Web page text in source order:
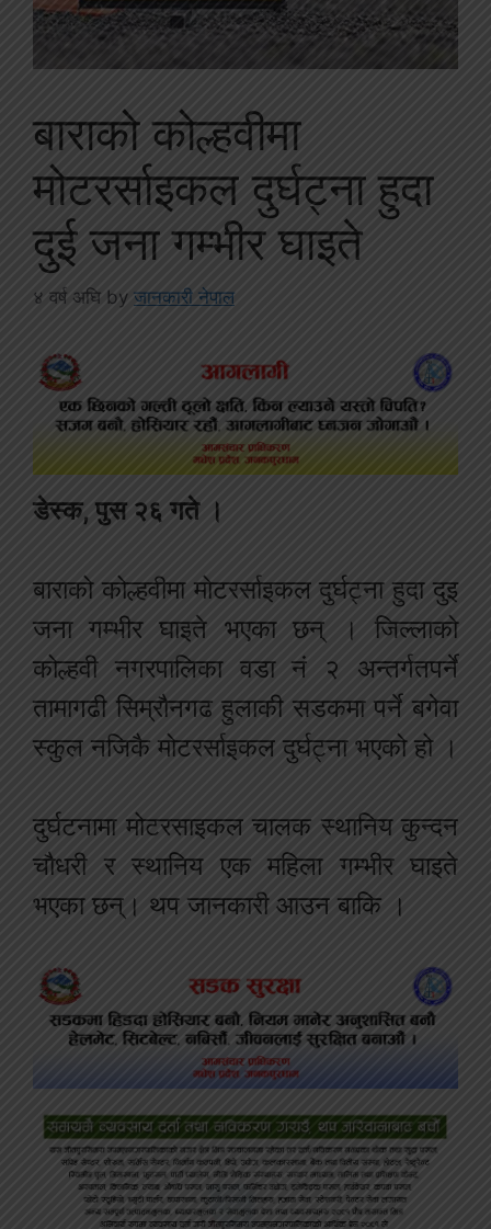
बाराको कोल्हवीमा
मोटरर्साइकल दुर्घट्ना हुदा
दुई जना गम्भीर घाइते
४ वर्ष अघि by जानकारी नेपाल
डेस्क, पुस २६ गते ।
बाराको कोल्हवीमा मोटरर्साइकल दुर्घट्ना हुदा दुइ
जना गम्भीर घाइते भएका छन्
। जिल्लाको
कोल्हवी नगरपालिका वडा नं २ अन्तर्गतपर्ने
तामागढी सिम्रौनगढ हुलाकी सडकमा पर्ने बगेवा
स्कुल नजिकै मोटरर्साइकल दुर्घट्ना भएको हो ।
दुर्घटनामा मोटरसाइकल चालक स्थानिय कुन्दन
चौधरी र स्थानिय एक महिला गम्भीर घाइते
भएका छन्। थप जानकारी आउन बाकि ।